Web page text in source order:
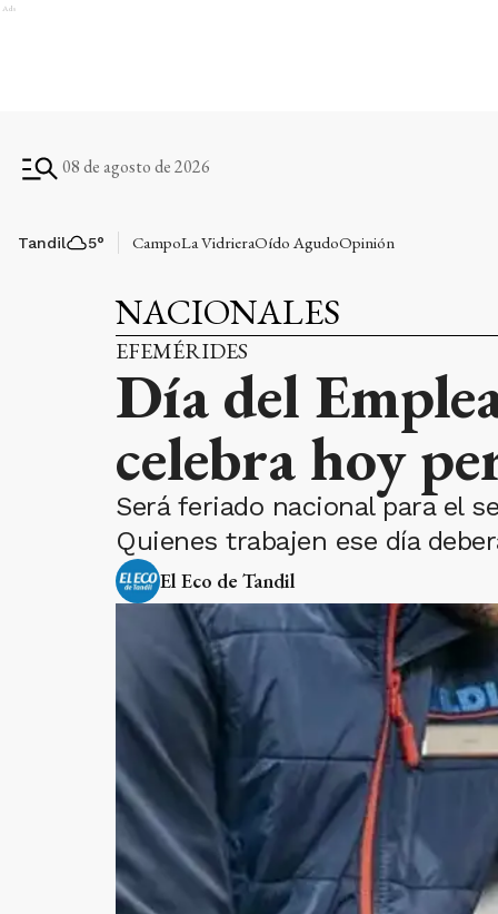
Ads
08 de agosto de 2026
Tandil 5° CampoLa VidrieraOído AgudoOpinión
NACIONALES
EFEMÉRIDES
Día del
celebra hoy
Será feriado nacional para el
Quienes trabajen ese día
El Eco de Tandil